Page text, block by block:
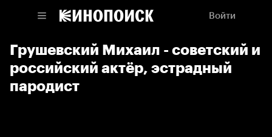
Войти
Грушевский Михаил - советский и
российский актёр, эстрадный
пародист